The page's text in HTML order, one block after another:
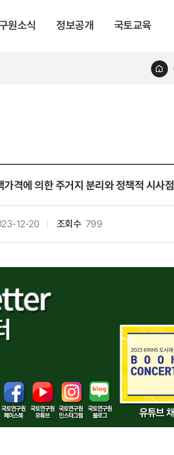
원소식 정보공개 국토교육
홈
격에 의한 주거지 분리와 정책적 시사점
12-20 조회수 799